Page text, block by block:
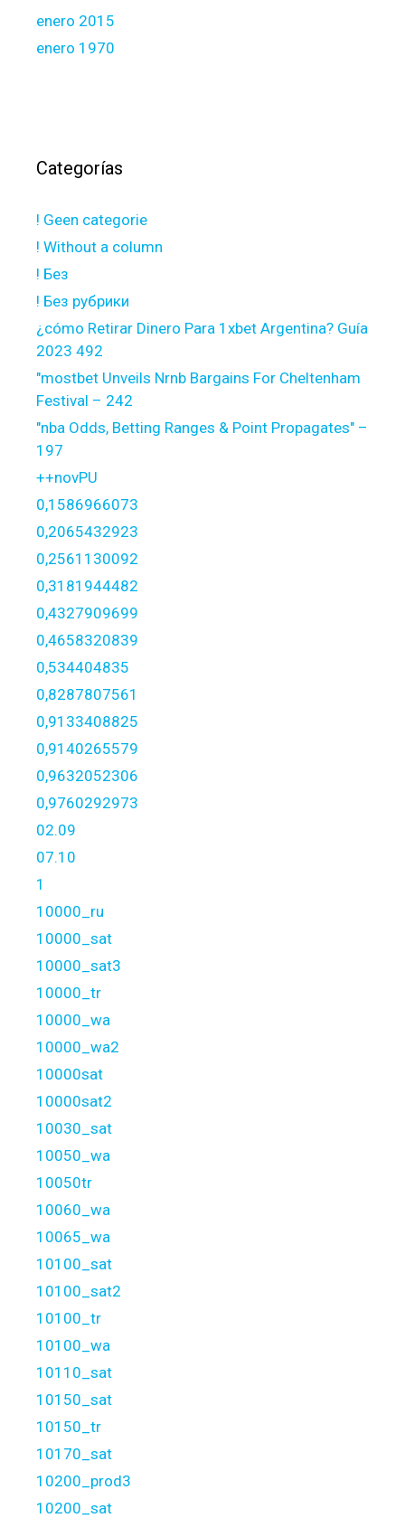
enero 2015
enero 1970
Categorías
! Geen categorie
! Without a column
! Без
! Без рубрики
¿cómo Retirar Dinero Para 1xbet Argentina? Guía
2023 492
"mostbet Unveils Nrnb Bargains For Cheltenham
Festival – 242
"nba Odds, Betting Ranges & Point Propagates" –
197
++novPU
0,1586966073
0,2065432923
0,2561130092
0,3181944482
0,4327909699
0,4658320839
0,534404835
0,8287807561
0,9133408825
0,9140265579
0,9632052306
0,9760292973
02.09
07.10
1
10000_ru
10000_sat
10000_sat3
10000_tr
10000_wa
10000_wa2
10000sat
10000sat2
10030_sat
10050_wa
10050tr
10060_wa
10065_wa
10100_sat
10100_sat2
10100_tr
10100_wa
10110_sat
10150_sat
10150_tr
10170_sat
10200_prod3
10200_sat